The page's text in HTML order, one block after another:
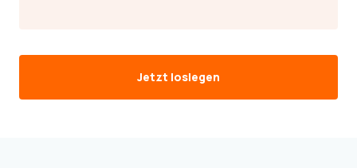
Jetzt loslegen